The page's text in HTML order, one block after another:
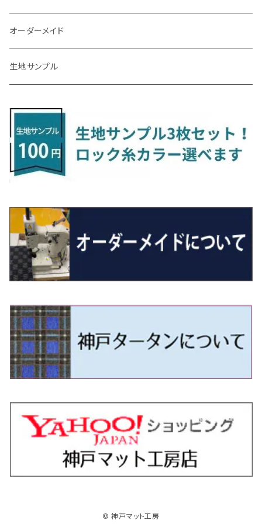
R3/7～ MXPK系
H23/9～H30/4 270系
アリオン
H23/10～R3/3 260系
アルファード/ヴェルファイアＨＶ
H27/1～R5/6 30系
R5/6～ 40系
H24/4～29/10 20系
ヴィッツ
H22/12～R2/3 130系
ヴォクシー
H26/1～R4/1 80系
R4/1～ 90系
エスクァイア
H26/10～R3/12 80系
エスティマ
H18/1～H24/5（前期）
H24/5～R1/10（後期）
エスティマ・ハイブリッド
H18/6～H24/5（前期）
H24/5～R1/10（後期）
オーリス
H24/8～H30/3 180系
カムリ
H24/5～ 160系
カローラ・クロス
カローラ・スポーツ
H29/10～
ＬＸ
H27/9～R3/10 URJ201W
ＮＸ
R3/11～ 20系
H26/10～
ＲＸ
H27/10～R4/7 20系5人乗
H29/12～R4/7 20系7人乗
R4/11～ 10系
ＵＸ
H30/11～
H24/6～ E26 3人乗
H24/6～ E26 5・6人乗
キューブ
H14/10～R2/3 Z11・Z12
キックス
R2/6~R8/6 15系(e-POWER)
R8/6～ 16系
H11/6～H16/10 Y34
サクラ
R4/5～ B6AW
シーマ
H13/1～R4/8 F50・Y51
シルビア
H3/1～H11/1 S13・S14
H11/1～H14/11 S15
シルフィ
H24/12～R3/10 TB17
ジューク
H22/6～R2/6 F15
スカイライン
H13/6～H18/11 V35
H26/2～ V37
スカイライン・クロスオーバー
H11/6～H16/10 Y34
H1/6～H11/6 Y30
セレナ
H22/11～H28/9 C26
H24/4～R4/1 S3系
H24/2～H26/9 S200系
H26/9～ S500系
シフォン
H28/12～R1/7 LA600/610
ジャスティ
H23/5～ LA100系
ソルテラ
R4/5~ XEAM10X・YEAM15X
ディアスワゴン
H21/9～R2/4 S300系
トレジア
H22/11～H28/3 120系
フォレスター
H14/2～ SG/SH/SJ/SK系
プレオ
H22/4～H30/3 L275/285
プレオプラス
H24/12～H29/5 LA300/310
レヴォーグ
H15/6～R2/8 BN/BM/BL系
レガシィアウトバック
H15/10～ BP/BR/BS/BT系
レガシィツーリングワゴン
R1/8～ GJ系
ＭＸ－３０
R2/10～ DREJ3P
アクセラ/アクセラ・スポーツ
H24/11～R1/8 GJ系
キャロル
H27/1～ HB36/37/97S
キャロルエコ
H24/11～H27/1 HB35S
スクラム
H17/9～ DG64/DG17
スクラムトラック
H25/9～ DG16T
デミオ
H19/7～R1/7 DE/DJ系
ビアンテ
H20/7～30/3 CC系
ファミリア バン
H30/6～ 160系
H24/10～ MJ系
フレアクロスオーバー
H26/1～ MS系
H14/6～ L880/LA400K
タフト
R2/6～ LA900/910S
タント
R1/7～ LA650/660
H28/11～ M900系
ハイゼット・キャディー
H28/6～R3/9 LA700V
ハイゼット・カーゴ
H16/12～ S300/S700系
ハイゼット・トラック
H11/1～ S200/S500系
ブーン
H28/4～R5/12 M700系
ミラ
H18/12～ L275/285
ミラ・イース
H23/9～ LA300系
ミラ・ココア
H30/6～ LA550/560S
ムーヴ
H26/12～R5/7 LA150/160S
ムーヴキャンバス
H28/2～ FF21S
エスクード
H17/5～H27/10 TA/TD系
エブリィ
H13/9～ DA系
クロスビー(XBEE)
H29/12～R7/10 MN71S
ジムニー
H3/6～ JA/JB系
ジムニーノマド
R7/4～ JC74W
ジムニーワイド/ジムニーシエラ
H10/1～H14/1 JB33/43W
H14/1～ JB43/74W
スイフト/スイフトスポーツ
H22/9～ スイフト
H23/12～
スペーシア/スペーシアカスタム/スペーシアギア
H25/3～R5/11
R5/11～ MK54S・MK94S
スペーシアベース
H23/1～H27/8 MA15S
H27/8～R2/12 MA26/36/46S
ハスラー
H26/1～ MR系
H25/6～H31/3 ｅｋカスタム
H31/3～ ｅｋクロス
ekクロスEV
R4/6～ B5AW
アイミーブ
H24/10～R2/12 GF系
アウトランダーＰＨＥＶ
H25/1～ GG/GN系 5人乗
エクリプスクロス/エクリプスクロスPHEV
H30/3～ GK/GL系
タウンボックス
H26/2～ DS17/64W
ディグニティ
H24/7～H29/1 BHGY51
デリカＤ：２
H23/3～ MB系
デリカＤ：３
H23/10～H31/4 BM20 7人乗
デリカＤ：５
R5/5～ B30系/BA系
パジェロ
H18/10～R1/8 7人乗ロング V90系
H29/9～R5/10 JF3/4
H24/7～H29/8 JF1/2
NBOXスラッシュ
H26/12～R2/2 JF1/2
NBOXジョイ
H24/11～R2/3 JG1・JG2
R2/11～ JG3・JG4
N-ONE e:
R7/9~ JG5
N-VAN
H30/7～ JJ1・JJ2
N-VAN e:
R6/10~ JJ3
N‐WGN/N‐WGNカスタム
H25/11～ JH1・JH2・JH3・JH4
S660
H27/4～R3/12 JW5
WR-V
R6/3～ DG5
ZR-V
H11/6～H30/7 バン HH5・HH6
H21/12～R3/4 トラック
アコード・アコードハイブリッド
H25/6～R2/2 CR系
H25/4～R3/4 AU系
R3/6～ CDD系
H16/4～28/1 １T系 トゥラン
シャラン
H23/2～ 7N系
Tクロス
R2/7～ A1D系
ティグアン
H20/9～H29/1 5NC系
トゥアレグ
H15/9～H30/4 7L/7P系
パサート
H23/5～H27/7 3CCAX
H27/7～ 3CC/3CD系
ザ・ビートル
H24/4～R3/4 16C系
ポロ
H21/10～H30/3 6RC系
H30/3～ AW系
H30/10～
H24/4～R1/6
Ｃクラス
H26/7～R4/2
ＣＬＡクラス
H27/6～R1/8
ＣＬＳクラス
H30/6～
Ｅクラス
H28/7～
ＧＬＡクラス
H26/5～R2/6
ＧＬＥクラス
R1/6～
Ｓクラス
H25/10～R3/10
Ｖクラス
H27/4～
MINIクロスオーバー
ラグマット
ラグマットセカンド（L）
ラグマットミニ（S）
オーダーメイド
生地サンプル
© 神戸マット工房